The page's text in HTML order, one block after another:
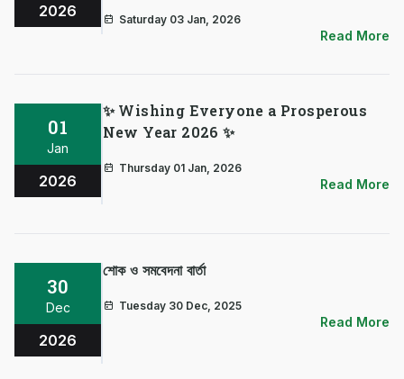
2026 Saturday 03 Jan, 2026
Read More
01
Jan
2026
✨ Wishing Everyone a Prosperous
New Year 2026 ✨
Thursday 01 Jan, 2026
Read More
30
Dec
2026
শোক ও সমবেদনা বার্তা
Tuesday 30 Dec, 2025
Read More